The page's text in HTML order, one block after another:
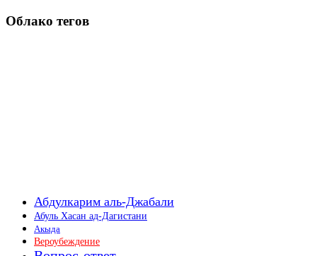
Облако тегов
Абдулкарим аль-Джабали
Абуль Хасан ад-Дагистани
Акыда
Вероубеждение